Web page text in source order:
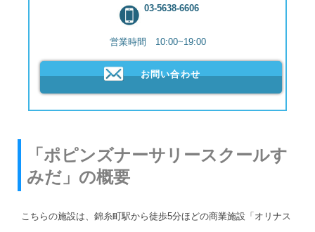
03-5638-6606
営業時間 10:00~19:00
お問い合わせ
「ポピンズナーサリースクールす
みだ」の概要
こちらの施設は、錦糸町駅から徒歩5分ほどの商業施設「オリナス